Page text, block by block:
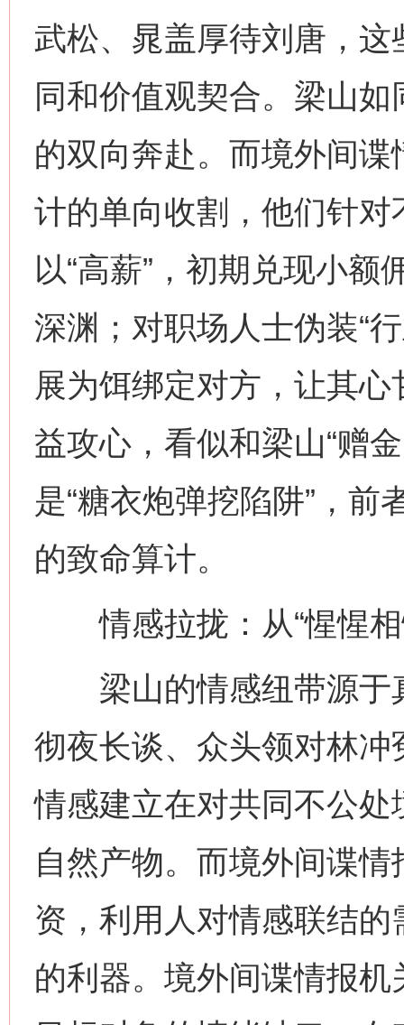
武松、晁盖厚待刘唐，
同和价值观契合。梁山
的双向奔赴。而境外间
计的单向收割，他们针
以“高薪”，初期兑现小
深渊；对职场人士伪装“
展为饵绑定对方，让其
益攻心，看似和梁山“赠
是“糖衣炮弹挖陷阱”，
的致命算计。
情感拉拢：从“惺惺相
梁山的情感纽带源于
彻夜长谈、众头领对林
情感建立在对共同不公
自然产物。而境外间谍
资，利用人对情感联结的
的利器。境外间谍情报机